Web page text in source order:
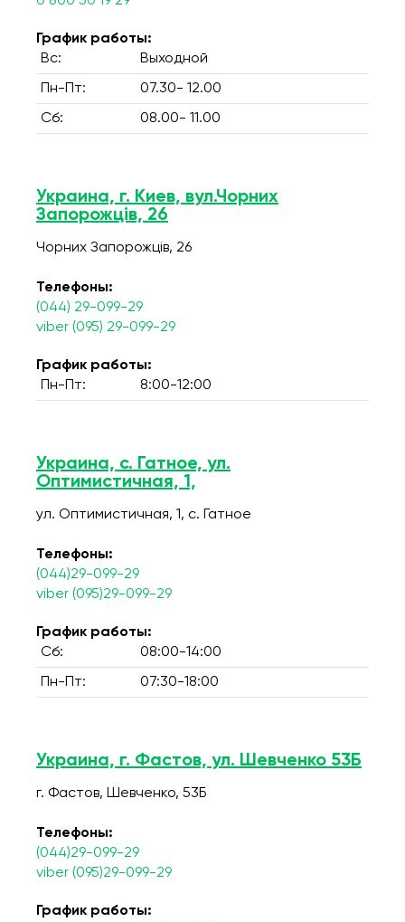
График работы:
Вс:
Выходной
Пн-Пт: 07.30- 12.00
Сб: 08.00- 11.00
Украина, г. Киев, вул.Чорних
Запорожців, 26
Чорних Запорожців, 26
Телефоны:
(044) 29-099-29
viber (095) 29-099-29
График работы:
Пн-Пт:
8:00-12:00
Украина, с. Гатное, ул.
Оптимистичная, 1,
ул. Оптимистичная, 1, c. Гатное
Телефоны:
(044)29-099-29
viber (095)29-099-29
График работы:
Сб:
08:00-14:00
Пн-Пт: 07:30-18:00
Украина, г. Фастов, ул. Шевченко 53Б
г. Фастов, Шевченко, 53Б
Телефоны:
(044)29-099-29
viber (095)29-099-29
График работы: